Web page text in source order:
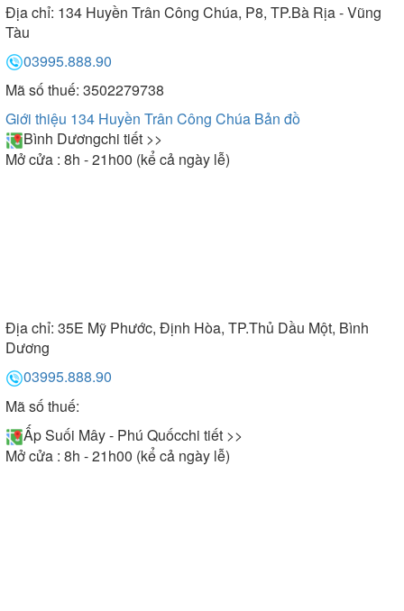
Địa chỉ: 134 Huyền Trân Công Chúa, P8, TP.Bà Rịa - Vũng
Tàu
03995.888.90
Mã số thuế: 3502279738
Giới thiệu 134 Huyền Trân Công Chúa Bản đồ
Bình Dươngchi tiết >>
Mở cửa : 8h - 21h00 (kể cả ngày lễ)
Địa chỉ: 35E Mỹ Phước, Định Hòa, TP.Thủ Dầu Một, Bình
Dương
03995.888.90
Mã số thuế:
Ấp Suối Mây - Phú Quốcchi tiết >>
Mở cửa : 8h - 21h00 (kể cả ngày lễ)